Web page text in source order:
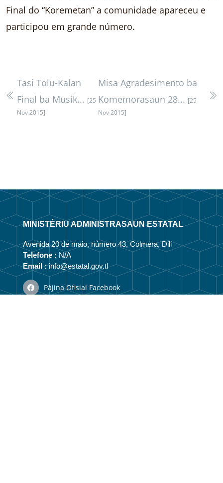
Final do “Koremetan” a comunidade apareceu e
participou em grande número.
Tasi Tolu-Kalan
Final ba Musik... [25
Nov 2015]
Misa Agradesimento ba
Komemorasaun 28... [25
Nov 2015]
MINISTÉRIU ADMINISTRASAUN ESTATAL
Avenida 20 de maio, número 43, Colmera, Dili
Telefone : N/A
Email :info@estatal.gov.tl
Pájina Ofisial Facebook